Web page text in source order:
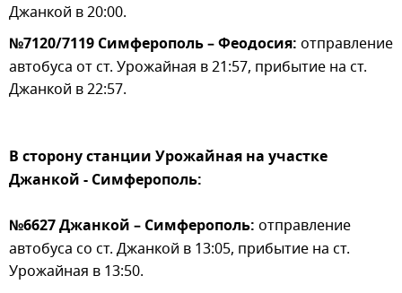
Джанкой в 20:00.
№7120/7119 Симферополь – Феодосия: отправление
автобуса от ст. Урожайная в 21:57, прибытие на ст.
Джанкой в 22:57.
В сторону станции Урожайная на участке
Джанкой - Симферополь:
№6627 Джанкой – Симферополь: отправление
автобуса со ст. Джанкой в 13:05, прибытие на ст.
Урожайная в 13:50.